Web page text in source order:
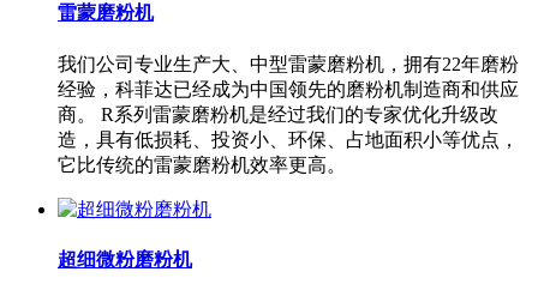
雷蒙磨粉机
我们公司专业生产大、中型雷蒙磨粉机，拥有22年磨粉
经验，科菲达已经成为中国领先的磨粉机制造商和供应
商。 R系列雷蒙磨粉机是经过我们的专家优化升级改
造，具有低损耗、投资小、环保、占地面积小等优点，
它比传统的雷蒙磨粉机效率更高。
超细微粉磨粉机